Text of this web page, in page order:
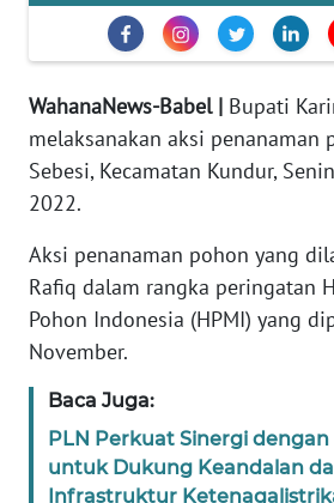
WahanaNews-Babel | Bupati
melaksanakan aksi penanaman
Sebesi, Kecamatan Kundur,
2022.
Aksi penanaman pohon yang
Rafiq dalam rangka peringatan
Pohon Indonesia (HPMI) yang
November.
Baca Juga:
PLN Perkuat Sinergi dengan
untuk Dukung Keandalan
Infrastruktur
PEDOMAN
SIBER
REDAKSI
DISCLAIMER
Wahana
News
Regional
WN